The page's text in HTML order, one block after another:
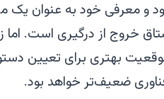
و معرفی خود به عنوان یک
خروج از درگیری است.
بهتری برای تعیین
ضعیف‌تر خواهد بود.